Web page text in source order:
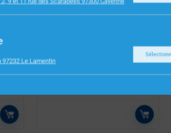
PORT 15.6″ LENOVO V15 G3
I3-1215U 8Go 512SSD WIN H
97232 Le Lamentin